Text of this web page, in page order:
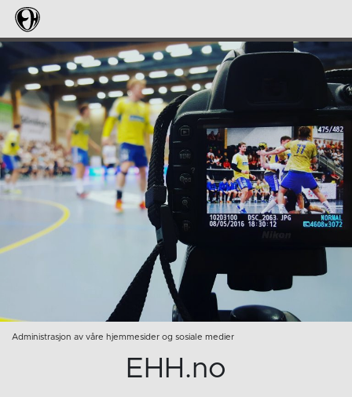
Administrasjon av våre hjemmesider og sosiale medier
EHH.no